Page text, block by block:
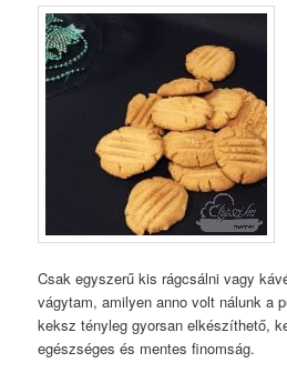
Csak egyszerű kis rágcsálni vagy
vágytam, amilyen anno volt nálunk a
keksz tényleg gyorsan elkészíthető,
egészséges és mentes finomság.